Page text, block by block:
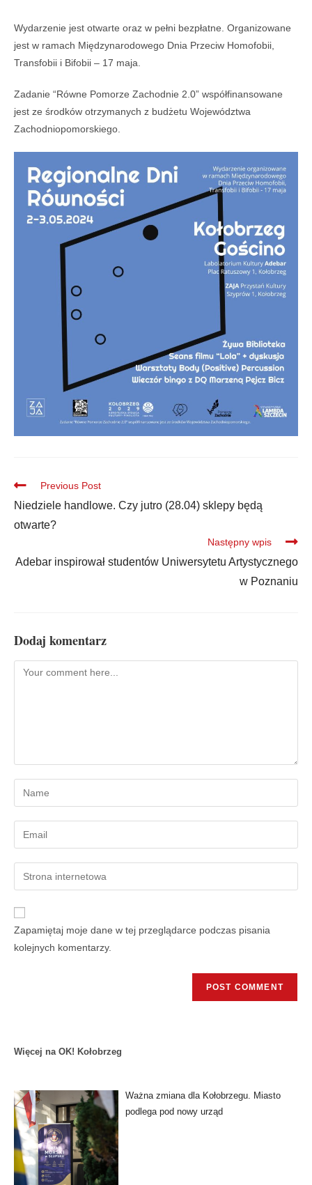
Wydarzenie jest otwarte oraz w pełni bezpłatne. Organizowane
jest w ramach Międzynarodowego Dnia Przeciw Homofobii,
Transfobii i Bifobii – 17 maja.
Zadanie “Równe Pomorze Zachodnie 2.0” współfinansowane
jest ze środków otrzymanych z budżetu Województwa
Zachodniopomorskiego.
Previous Post
Niedziele handlowe. Czy jutro (28.04) sklepy będą
otwarte?
Następny wpis
Adebar inspirował studentów Uniwersytetu Artystycznego
w Poznaniu
Dodaj komentarz
Zapamiętaj moje dane w tej przeglądarce podczas pisania
kolejnych komentarzy.
Więcej na OK! Kołobrzeg
Ważna zmiana dla Kołobrzegu. Miasto
podlega pod nowy urząd